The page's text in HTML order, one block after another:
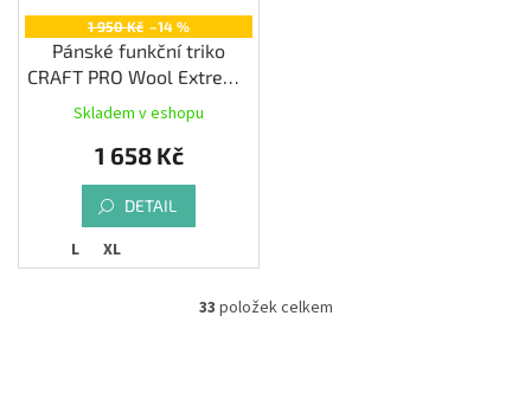
1 950 Kč –14 %
Pánské funkční triko
CRAFT PRO Wool Extreme
X LS, černá
Skladem v eshopu
1 658 Kč
DETAIL
L XL
O
33 položek celkem